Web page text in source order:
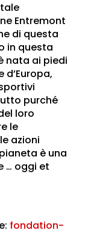
Entremont
di questa
in questa
nata ai piedi
purché
loro
le
azioni
è una
… oggi et
fondation-